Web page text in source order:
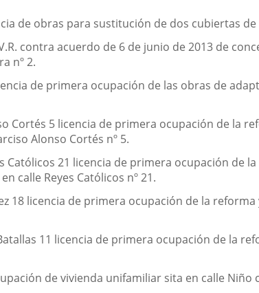
de obras para sustitución de dos cubiertas
contra acuerdo de 6 de junio de 2013 de
nº 2.
de primera ocupación de las obras de
Cortés 5 licencia de primera ocupación de la
Alonso Cortés nº 5.
Católicos 21 licencia de primera ocupación de
calle Reyes Católicos nº 21.
18 licencia de primera ocupación de la
11 licencia de primera ocupación de la
de vivienda unifamiliar sita en calle Niño